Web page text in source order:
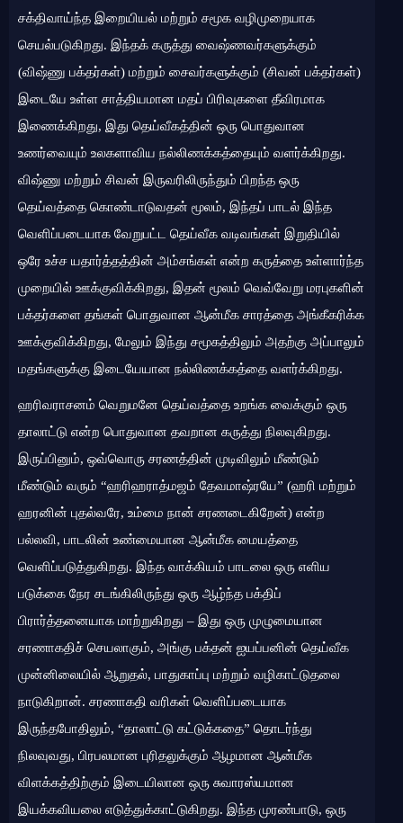
சக்திவாய்ந்த இறையியல் மற்றும் சமூக வழிமுறையாக
செயல்படுகிறது. இந்தக் கருத்து வைஷ்ணவர்களுக்கும்
(விஷ்ணு பக்தர்கள்) மற்றும் சைவர்களுக்கும் (சிவன் பக்தர்கள்)
இடையே உள்ள சாத்தியமான மதப் பிரிவுகளை தீவிரமாக
இணைக்கிறது, இது தெய்வீகத்தின் ஒரு பொதுவான
உணர்வையும் உலகளாவிய நல்லிணக்கத்தையும் வளர்க்கிறது.
விஷ்ணு மற்றும் சிவன் இருவரிலிருந்தும் பிறந்த ஒரு
தெய்வத்தை கொண்டாடுவதன் மூலம், இந்தப் பாடல் இந்த
வெளிப்படையாக வேறுபட்ட தெய்வீக வடிவங்கள் இறுதியில்
ஒரே உச்ச யதார்த்தத்தின் அம்சங்கள் என்ற கருத்தை உள்ளார்ந்த
முறையில் ஊக்குவிக்கிறது, இதன் மூலம் வெவ்வேறு மரபுகளின்
பக்தர்களை தங்கள் பொதுவான ஆன்மீக சாரத்தை அங்கீகரிக்க
ஊக்குவிக்கிறது, மேலும் இந்து சமூகத்திலும் அதற்கு அப்பாலும்
மதங்களுக்கு இடையேயான நல்லிணக்கத்தை வளர்க்கிறது.
ஹரிவராசனம் வெறுமனே தெய்வத்தை உறங்க வைக்கும் ஒரு
தாலாட்டு என்ற பொதுவான தவறான கருத்து நிலவுகிறது.
இருப்பினும், ஒவ்வொரு சரணத்தின் முடிவிலும் மீண்டும்
மீண்டும் வரும் “ஹரிஹராத்மஜம் தேவமாஷ்ரயே” (ஹரி மற்றும்
ஹரனின் புதல்வரே, உம்மை நான் சரணடைகிறேன்) என்ற
பல்லவி, பாடலின் உண்மையான ஆன்மீக மையத்தை
வெளிப்படுத்துகிறது. இந்த வாக்கியம் பாடலை ஒரு எளிய
படுக்கை நேர சடங்கிலிருந்து ஒரு ஆழ்ந்த பக்திப்
பிரார்த்தனையாக மாற்றுகிறது – இது ஒரு முழுமையான
சரணாகதிச் செயலாகும், அங்கு பக்தன் ஐயப்பனின் தெய்வீக
முன்னிலையில் ஆறுதல், பாதுகாப்பு மற்றும் வழிகாட்டுதலை
நாடுகிறான். சரணாகதி வரிகள் வெளிப்படையாக
இருந்தபோதிலும், “தாலாட்டு கட்டுக்கதை” தொடர்ந்து
நிலவுவது, பிரபலமான புரிதலுக்கும் ஆழமான ஆன்மீக
விளக்கத்திற்கும் இடையிலான ஒரு சுவாரஸ்யமான
இயக்கவியலை எடுத்துக்காட்டுகிறது. இந்த முரண்பாடு, ஒரு